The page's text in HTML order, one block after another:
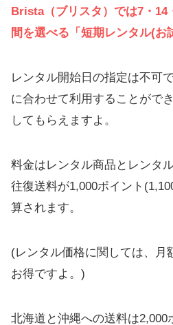
Brista（ブリスタ）では7・14
間を選べる「短期レンタル(お
レンタル開始日の指定は不可
に合わせて利用することがで
してもらえますよ。
料金はレンタル商品とレンタ
往復送料が1,000ポイント
算されます。
(レンタル価格に関しては、月
お得ですよ。)
北海道と沖縄への送料は2,000